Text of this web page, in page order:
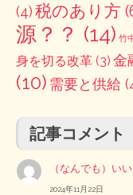
(4)税のあり方
源？？ (14) 竹
身を切る改革 (3) 金
(10) 需要と供給
記事コメント
（なんでも）い
2024年11月22日